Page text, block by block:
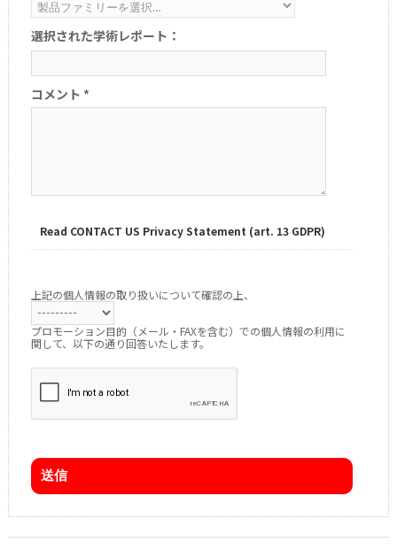
選択された学術レポート：
コメント *
Read CONTACT US Privacy Statement (art. 13 GDPR)
上記の個人情報の取り扱いについて確認の上、
プロモーション目的（メール・FAXを含む）での個人情報の利用に
関して、以下の通り回答いたします。